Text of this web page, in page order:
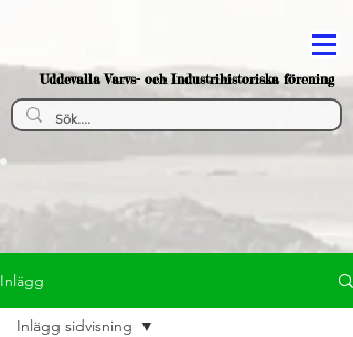
Uddevalla Varvs- och Industrihistoriska förening
Inlägg
Inlägg sidvisning